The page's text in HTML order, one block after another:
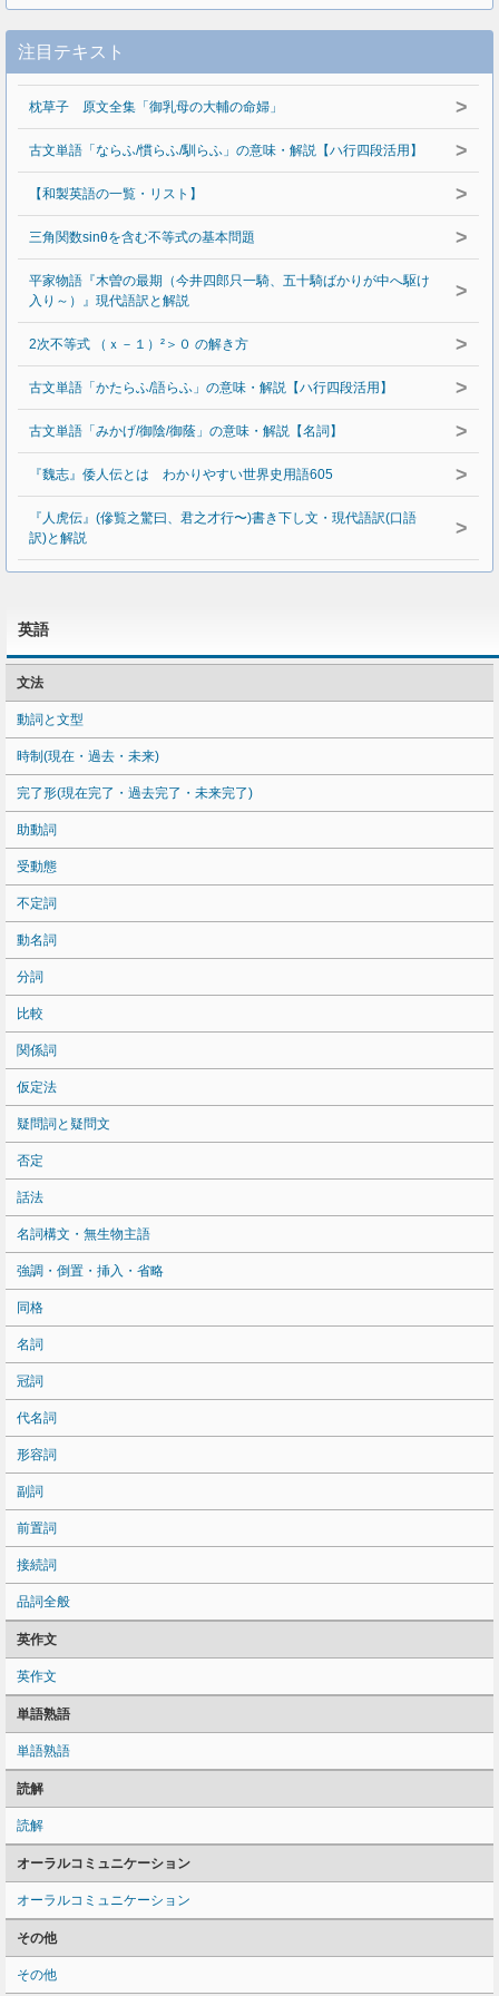
注目テキスト
枕草子 原文全集「御乳母の大輔の命婦」 >
古文単語「ならふ/慣らふ/馴らふ」の意味・解説【ハ行四段活用】 >
【和製英語の一覧・リスト】 >
三角関数sinθを含む不等式の基本問題 >
平家物語『木曽の最期（今井四郎只一騎、五十騎ばかりが中へ駆け
入り～）』現代語訳と解説
>
2次不等式 （ｘ－１）²＞０ の解き方 >
古文単語「かたらふ/語らふ」の意味・解説【ハ行四段活用】 >
古文単語「みかげ/御陰/御蔭」の意味・解説【名詞】 >
『魏志』倭人伝とは わかりやすい世界史用語605 >
『人虎伝』(傪覧之驚曰、君之才行〜)書き下し文・現代語訳(口語
訳)と解説
>
英語
文法
動詞と文型
時制(現在・過去・未来)
完了形(現在完了・過去完了・未来完了)
助動詞
受動態
不定詞
動名詞
分詞
比較
関係詞
仮定法
疑問詞と疑問文
否定
話法
名詞構文・無生物主語
強調・倒置・挿入・省略
同格
名詞
冠詞
代名詞
形容詞
副詞
前置詞
接続詞
品詞全般
英作文
英作文
単語熟語
単語熟語
読解
読解
オーラルコミュニケーション
オーラルコミュニケーション
その他
その他